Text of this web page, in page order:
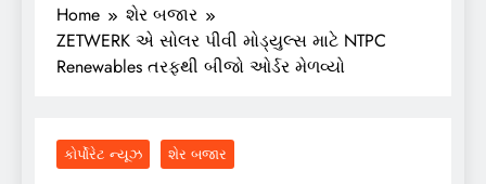
Home
શેર બજાર
ZETWERK એ સોલર પીવી મોડ્યુલ્સ માટે NTPC
Renewables તરફથી બીજો ઓર્ડર મેળવ્યો
કોર્પોરેટ ન્યૂઝ શેર બજાર